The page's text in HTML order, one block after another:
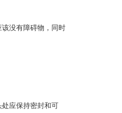
没有障碍物，同时
应保持密封和可